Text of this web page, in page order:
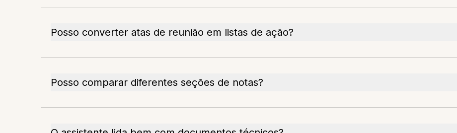
Posso converter atas de reunião em listas de ação?
Posso comparar diferentes seções de notas?